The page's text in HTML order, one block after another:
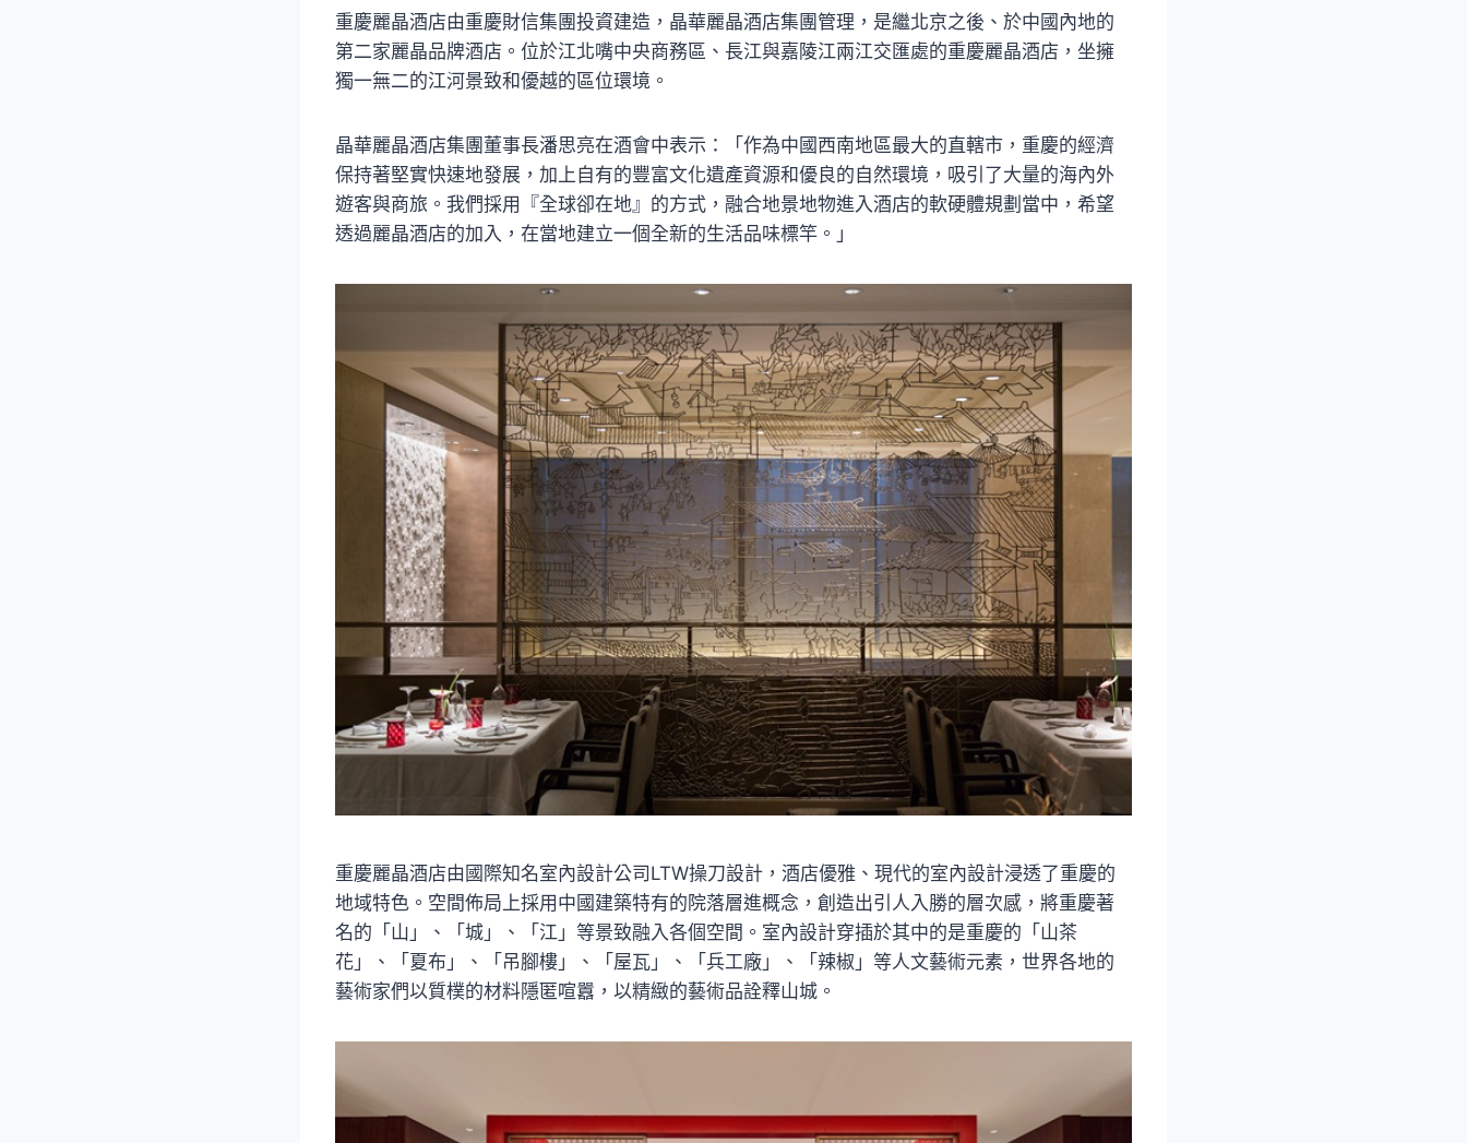
重慶麗晶酒店由重慶財信集團投資建造，晶華麗晶酒店集團管理，是繼北京之後、於中國內地的
第二家麗晶品牌酒店。位於江北嘴中央商務區、長江與嘉陵江兩江交匯處的重慶麗晶酒店，坐擁
獨一無二的江河景致和優越的區位環境。
晶華麗晶酒店集團董事長潘思亮在酒會中表示：「作為中國西南地區最大的直轄市，重慶的經濟
保持著堅實快速地發展，加上自有的豐富文化遺產資源和優良的自然環境，吸引了大量的海內外
遊客與商旅。我們採用『全球卻在地』的方式，融合地景地物進入酒店的軟硬體規劃當中，希望
透過麗晶酒店的加入，在當地建立一個全新的生活品味標竿。」
重慶麗晶酒店由國際知名室內設計公司LTW操刀設計，酒店優雅、現代的室內設計浸透了重慶的
地域特色。空間佈局上採用中國建築特有的院落層進概念，創造出引人入勝的層次感，將重慶著
名的「山」、「城」、「江」等景致融入各個空間。室內設計穿插於其中的是重慶的「山茶
花」、「夏布」、「吊腳樓」、「屋瓦」、「兵工廠」、「辣椒」等人文藝術元素，世界各地的
藝術家們以質樸的材料隱匿喧囂，以精緻的藝術品詮釋山城。